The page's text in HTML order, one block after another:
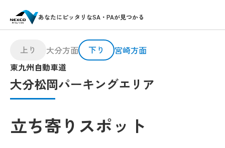
あなたにピッタリなSA・PAが見つかる
東九州自動車道
大分松岡パーキングエリア
上り 大分方面 下り 宮崎方面
立ち寄りスポット